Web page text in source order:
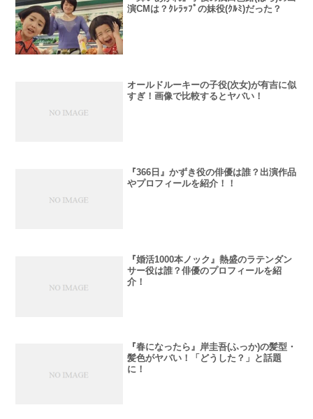
演CMは？ｸﾚﾗｯﾌﾟの妹役(ｸﾙﾐ)だった？
オールドルーキーの子役(次女)が有吉に似
すぎ！画像で比較するとヤバい！
『366日』かずき役の俳優は誰？出演作品
やプロフィールを紹介！！
『婚活1000本ノック』熱盛のラテンダン
サー役は誰？俳優のプロフィールを紹
介！
『春になったら』岸圭吾(ふっか)の髪型・
髪色がヤバい！「どうした？」と話題
に！